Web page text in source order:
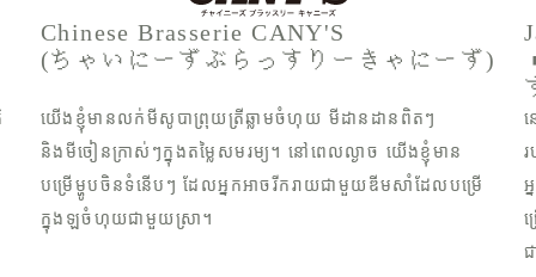
Chinese Brasserie CANY'S
(ちゃいにーずぶらっすりーきゃにーず)
យើងខ្ញុំមានលក់មីសូបាព្រុយត្រីឆ្លាមចំហុយ មីដានដានពិតៗ
និងមីចៀនក្រាស់ៗក្នុងតម្លៃសមរម្យ។ នៅពេលល្ងាច យើងខ្ញុំមាន
បម្រើម្ហូបចិនទំនើបៗ ដែលអ្នកអាចរីករាយជាមួយឌីមសាំដែលបម្រើ
ក្នុងឡចំហុយជាមួយស្រា។